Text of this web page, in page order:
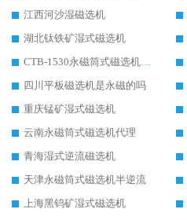
江西河沙湿磁选机
湖北钛铁矿湿式磁选机
CTB-1530永磁筒式磁选机代理商
四川平板磁选机是永磁的吗
重庆锰矿湿式磁选机
云南永磁筒式磁选机代理
青海湿式逆流磁选机
天津永磁筒式磁选机半逆流
上海黑钨矿湿式磁选机